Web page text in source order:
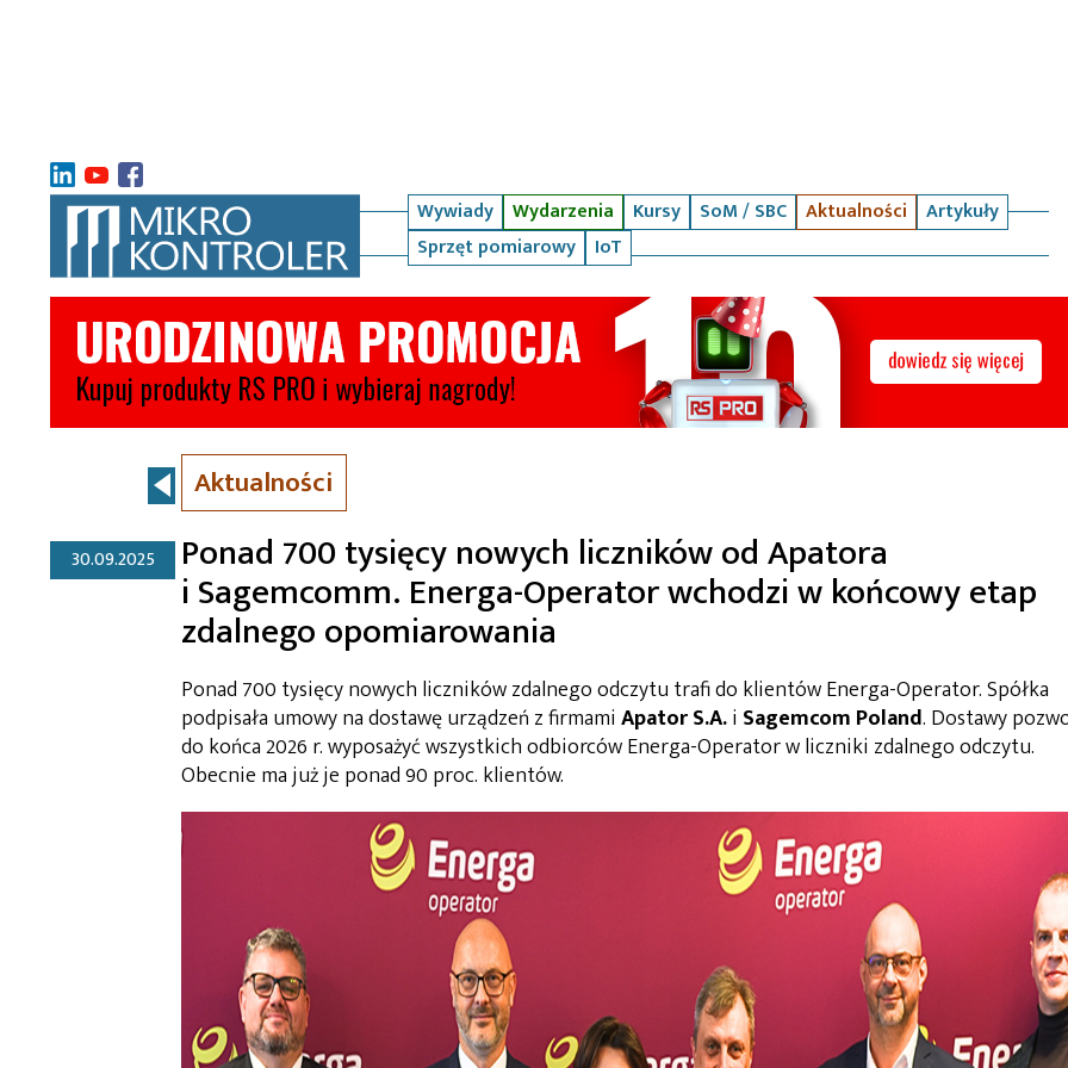
Wywiady Wydarzenia Kursy SoM / SBC Aktualności
Artykuły
Sprzęt pomiarowy
IoT
Aktualności
30.09.2025 Ponad 700 tysięcy nowych liczników od Apatora
i Sagemcomm. Energa-Operator wchodzi w końcowy etap
zdalnego opomiarowania
Ponad 700 tysięcy nowych liczników zdalnego odczytu trafi do klientów Energa-Operator. Spółka
podpisała umowy na dostawę urządzeń z firmami Apator S.A.i Sagemcom Poland. Dostawy
do końca 2026 r. wyposażyć wszystkich odbiorców Energa-Operator w liczniki zdalnego odczytu.
Obecnie ma już je ponad 90 proc. klientów.